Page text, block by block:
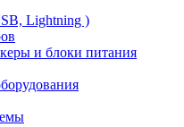
Lightning )
и блоки питания